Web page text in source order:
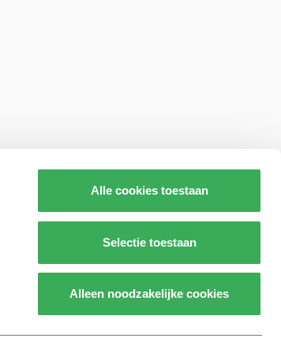
Alle cookies toestaan
Selectie toestaan
Alleen noodzakelijke cookies